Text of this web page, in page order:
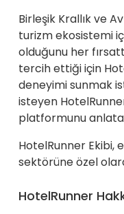
Birleşik Krallık ve
turizm ekosistemi
olduğunu her
tercih ettiği için
deneyimi sunmak
isteyen
platformunu
HotelRunner Ekibi,
sektörüne özel
HotelRunner